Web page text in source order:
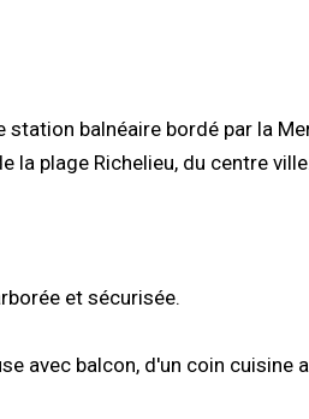
station balnéaire bordé par la
la plage Richelieu, du centre
et sécurisée.
avec balcon, d'un coin cuisine